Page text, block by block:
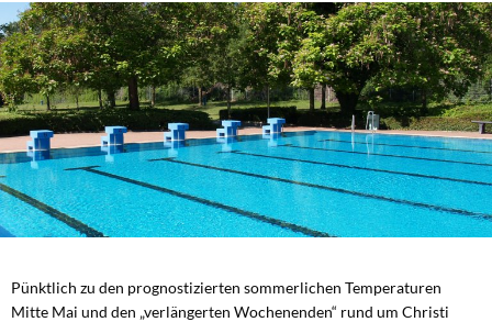
Pünktlich zu den prognostizierten sommerlichen Temperaturen
Mitte Mai und den „verlängerten Wochenenden“ rund um Christi